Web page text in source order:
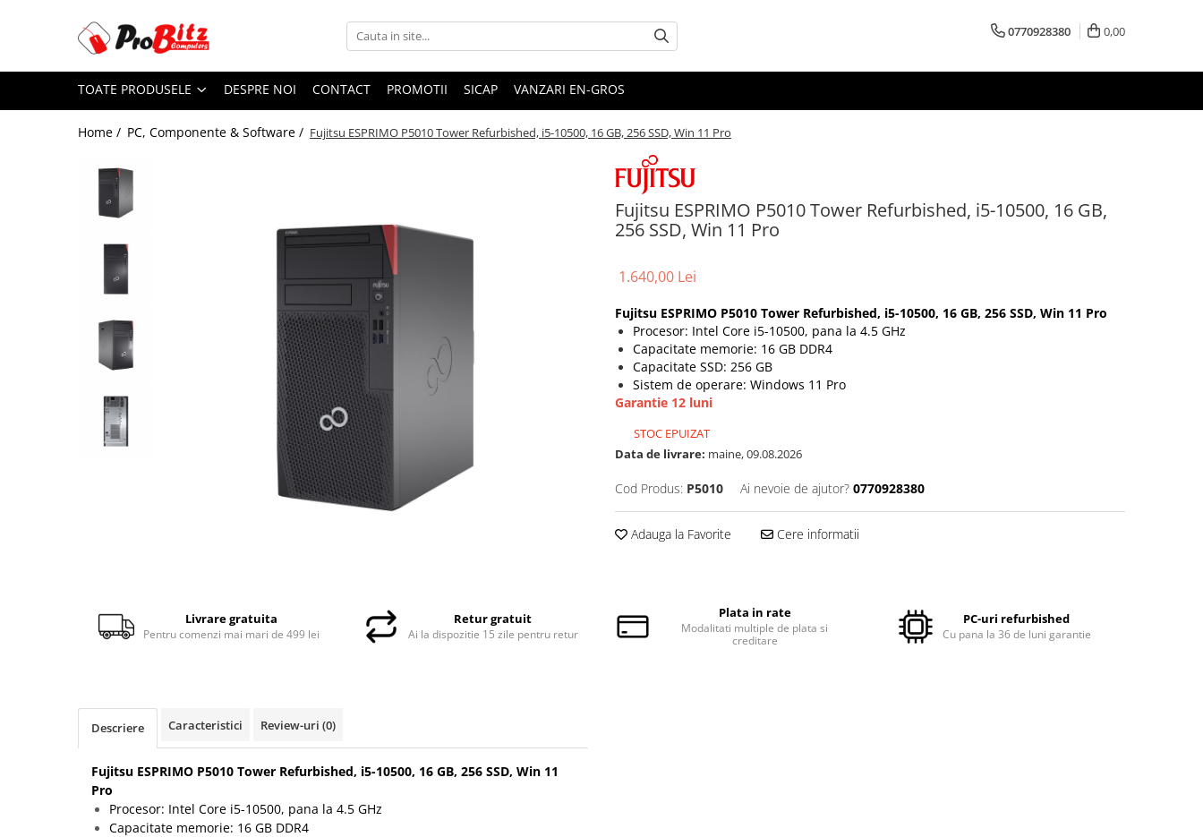
Toate Produsele
Laptopuri si accesorii
Laptopuri Renew
Laptopuri Refurbished
Laptopuri Second-hand
Componente NOI Laptop
Hard Disk-uri laptop
Componente REFURBISHED Laptop
Hard Disk-uri Refurbished
Docking stations
Calculatoare NOI
Calculatoare REFURBISHED
Calculatoare RENEW
Calculatoare WORKSTATION
Componente PC NOI
Hard Disk-uri Desktop
0770928380 0,00
TOATE PRODUSELE DESPRE NOI CONTACT PROMOTII SICAP VANZARI EN-GROS
Home / PC, Componente & Software / Fujitsu ESPRIMO P5010 Tower Refurbished, i5-10500, 16 GB, 256 SSD, Win 11 Pro
Fujitsu ESPRIMO P5010 Tower Refurbished, i5-10500, 16 GB,
256 SSD, Win 11 Pro
1.640,00 Lei
Fujitsu ESPRIMO P5010 Tower Refurbished, i5-10500, 16 GB, 256 SSD, Win 11 Pro
Procesor: Intel Core i5-10500, pana la 4.5 GHz
Capacitate memorie: 16 GB DDR4
Capacitate SSD: 256 GB
Sistem de operare: Windows 11 Pro
Garantie 12 luni
STOC EPUIZAT
Data de livrare: maine, 09.08.2026
Cod Produs: P5010 Ai nevoie de ajutor? 0770928380
Adauga la Favorite Cere informatii
Livrare gratuita
Pentru comenzi mai mari de 499 lei
Retur gratuit
Ai la dispozitie 15 zile pentru retur
Plata in rate
Modalitati multiple de plata si
creditare
PC-uri refurbished
Cu pana la 36 de luni garantie
Descriere Caracteristici Review-uri (0)
Fujitsu ESPRIMO P5010 Tower Refurbished, i5-10500, 16 GB, 256 SSD, Win 11
Pro
Procesor: Intel Core i5-10500, pana la 4.5 GHz
Capacitate memorie: 16 GB DDR4